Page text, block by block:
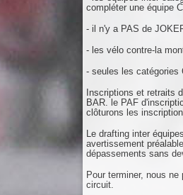
compléter une équipe
- il n'y a PAS de
- les vélo contre-la
- seules les catégories
Inscriptions et retraits
BAR. le PAF
clôturons les
Le drafting inter
avertissement
dépassements sans
Pour terminer, nous
circuit.